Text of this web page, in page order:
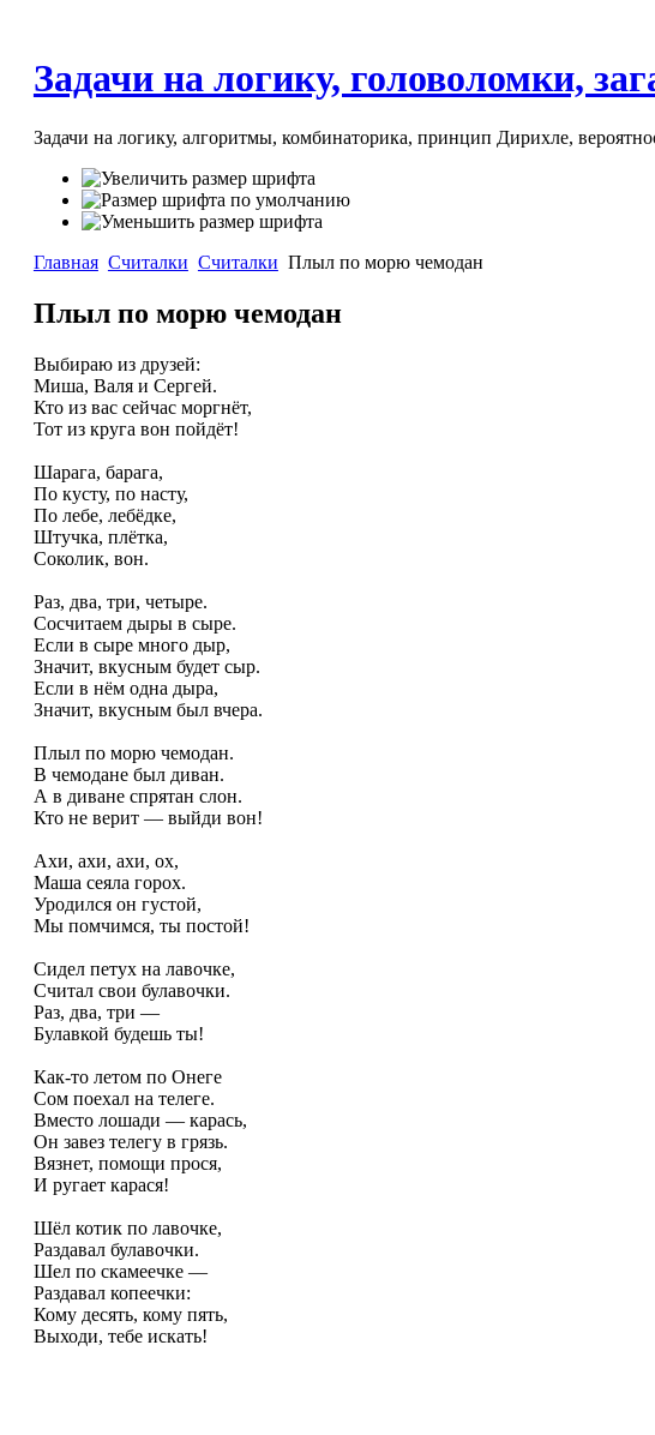
Задачи на логику, головоломки,
Задачи на логику, алгоритмы, комбинаторика, принцип Дирихле,
Главная Считалки Считалки Плыл по морю чемодан
Плыл по морю чемодан
Выбираю из друзей:
Миша, Валя и Сергей.
Кто из вас сейчас моргнёт,
Тот из круга вон пойдёт!
Шарага, барага,
По кусту, по насту,
По лебе, лебёдке,
Штучка, плётка,
Соколик, вон.
Раз, два, три, четыре.
Сосчитаем дыры в сыре.
Если в сыре много дыр,
Значит, вкусным будет сыр.
Если в нём одна дыра,
Значит, вкусным был вчера.
Плыл по морю чемодан.
В чемодане был диван.
А в диване спрятан слон.
Кто не верит — выйди вон!
Ахи, ахи, ахи, ох,
Маша сеяла горох.
Уродился он густой,
Мы помчимся, ты постой!
Сидел петух на лавочке,
Считал свои булавочки.
Раз, два, три —
Булавкой будешь ты!
Как-то летом по Онеге
Сом поехал на телеге.
Вместо лошади — карась,
Он завез телегу в грязь.
Вязнет, помощи прося,
И ругает карася!
Шёл котик по лавочке,
Раздавал булавочки.
Шел по скамеечке —
Раздавал копеечки:
Кому десять, кому пять,
Выходи, тебе искать!